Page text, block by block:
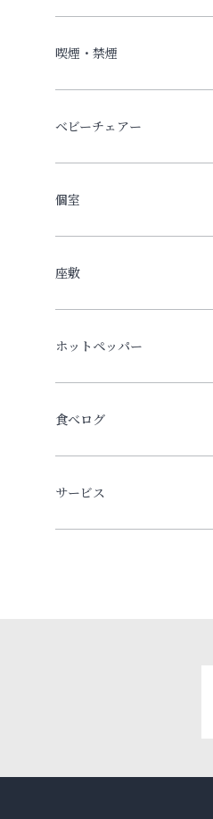
喫煙・禁煙
ベビーチェアー
個室
座敷
ホットペッパー
食べログ
サービス